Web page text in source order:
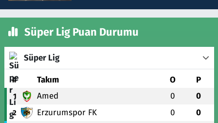
Süper Lig Puan Durumu
Süper Lig
# Takım O P
1 Amed 0 0
2 Erzurumspor FK 0 0